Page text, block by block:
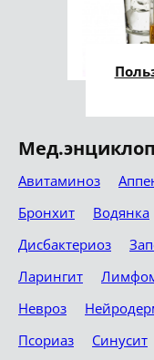
Авитаминоз
Бронхит
Водянка
Дисбактериоз
Ларингит
Невроз
Псориаз
Синусит